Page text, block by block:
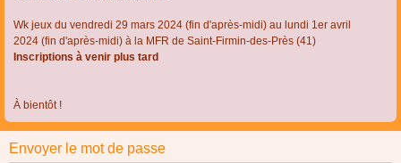
Wk jeux du vendredi 29 mars 2024 (fin d'après-midi) au lundi 1er avril
2024 (fin d'après-midi) à la MFR de Saint-Firmin-des-Près (41)
Inscriptions à venir plus tard
À bientôt !
Envoyer le mot de passe